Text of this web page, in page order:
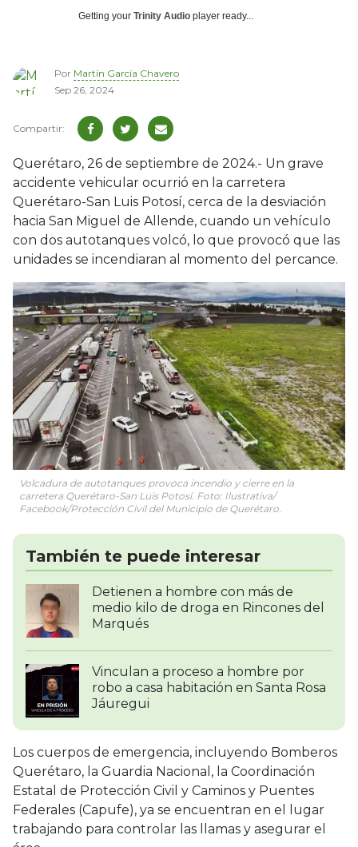
Getting your Trinity Audio player ready...
Por Martín García Chavero
Sep 26, 2024
Querétaro, 26 de septiembre de 2024.- Un grave
accidente vehicular ocurrió en la carretera
Querétaro-San Luis Potosí, cerca de la desviación
hacia San Miguel de Allende, cuando un vehículo
con dos autotanques volcó, lo que provocó que las
unidades se incendiaran al momento del percance.
Volcadura de autotanques provoca incendio y cierre en la
carretera Querétaro-San Luis Potosí. Foto: Ilustrativa/
Facebook/Protección Civil del Municipio de Querétaro.
También te puede interesar
Detienen a hombre con más de
medio kilo de droga en Rincones del
Marqués
Vinculan a proceso a hombre por
robo a casa habitación en Santa Rosa
Jáuregui
Los cuerpos de emergencia, incluyendo Bomberos
Querétaro, la Guardia Nacional, la Coordinación
Estatal de Protección Civil y Caminos y Puentes
Federales (Capufe), ya se encuentran en el lugar
trabajando para controlar las llamas y asegurar el